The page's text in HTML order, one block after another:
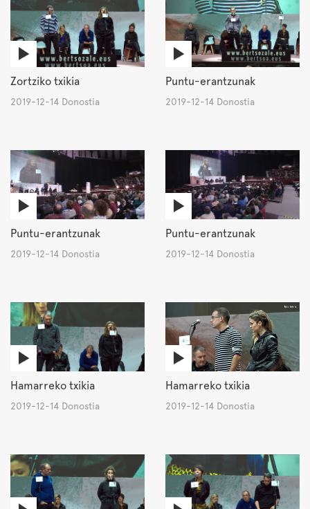
Zortziko txikia
2019-12-14 Donostia
Puntu-erantzunak
2019-12-14 Donostia
Puntu-erantzunak
2019-12-14 Donostia
Puntu-erantzunak
2019-12-14 Donostia
Hamarreko txikia
2019-12-14 Donostia
Hamarreko txikia
2019-12-14 Donostia